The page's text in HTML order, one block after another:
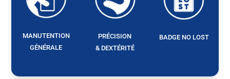
MANUTENTION
GÉNÉRALE
PRÉCISION
& DEXTÉRITÉ
BADGE NO LOST